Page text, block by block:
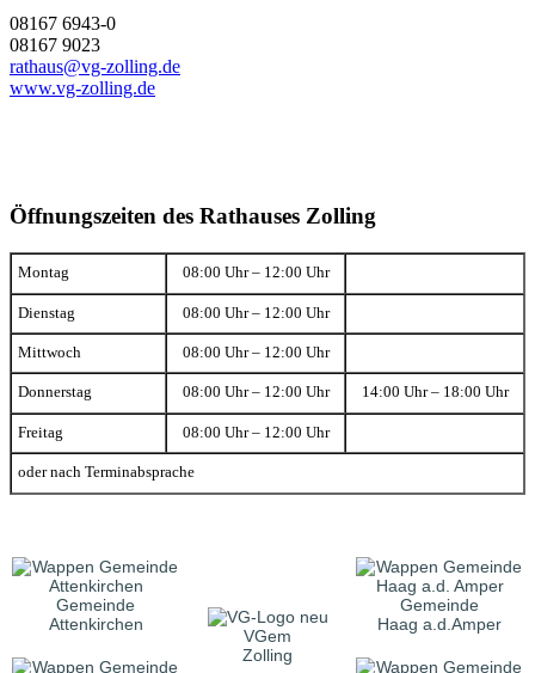
08167 6943-0
08167 9023
rathaus@vg-zolling.de
www.vg-zolling.de
Öffnungszeiten des Rathauses Zolling
Montag 08:00 Uhr – 12:00 Uhr
Dienstag 08:00 Uhr – 12:00 Uhr
Mittwoch 08:00 Uhr – 12:00 Uhr
Donnerstag 08:00 Uhr – 12:00 Uhr 14:00 Uhr – 18:00 Uhr
Freitag 08:00 Uhr – 12:00 Uhr
oder nach Terminabsprache
Gemeinde
Attenkirchen
VGem
Zolling
Gemeinde
Haag a.d.Amper